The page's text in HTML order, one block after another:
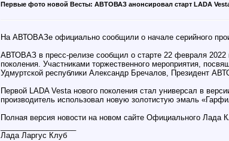
Первые фото новой Весты: АВТОВАЗ анонсировал старт LADA
На АВТОВАЗе официально сообщили о начале серийного
АВТОВАЗ в пресс-релизе сообщил о старте 22 февраля 2022
поколения. Участниками торжественного мероприятия,
Удмуртской республики Александр Бречалов, Президент
Первой LADA Vesta нового поколения стал универсал в
производитель использовал новую золотистую эмаль
Полная версия новости на новом сайте Официального Лада
Лада Ларгус Клуб